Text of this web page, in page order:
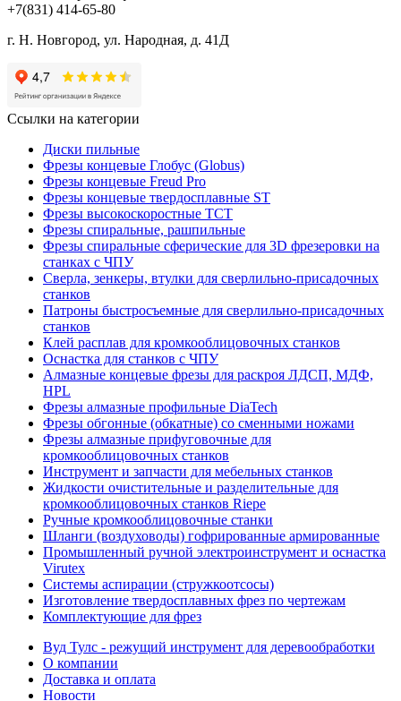
+7(831) 414-65-80
г. Н. Новгород, ул. Народная, д. 41Д
Ссылки на категории
Диски пильные
Фрезы концевые Глобус (Globus)
Фрезы концевые Freud Pro
Фрезы концевые твердосплавные ST
Фрезы высокоскоростные ТСТ
Фрезы спиральные, рашпильные
Фрезы спиральные сферические для 3D фрезеровки на
станках с ЧПУ
Сверла, зенкеры, втулки для сверлильно-присадочных
станков
Патроны быстросъемные для сверлильно-присадочных
станков
Клей расплав для кромкооблицовочных станков
Оснастка для станков с ЧПУ
Алмазные концевые фрезы для раскроя ЛДСП, МДФ,
HPL
Фрезы алмазные профильные DiaTech
Фрезы обгонные (обкатные) со сменными ножами
Фрезы алмазные прифуговочные для
кромкооблицовочных станков
Инструмент и запчасти для мебельных станков
Жидкости очистительные и разделительные для
кромкооблицовочных станков Riepe
Ручные кромкооблицовочные станки
Шланги (воздуховоды) гофрированные армированные
Промышленный ручной электроинструмент и оснастка
Virutex
Системы аспирации (стружкоотсосы)
Изготовление твердосплавных фрез по чертежам
Комплектующие для фрез
Вуд Тулс - режущий инструмент для деревообработки
О компании
Доставка и оплата
Новости